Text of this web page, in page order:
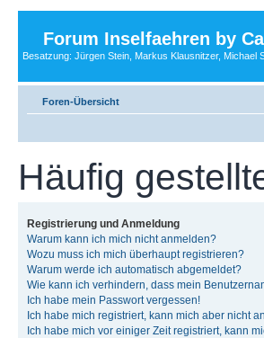
Forum Inselfaehren by
Besatzung: Jürgen Stein, Markus Klausnitzer, Michael
Foren-Übersicht
Häufig
Registrierung und Anmeldung
Warum kann ich mich nicht anmelden?
Wozu muss ich mich überhaupt registrieren?
Warum werde ich automatisch abgemeldet?
Wie kann ich verhindern, dass mein
Ich habe mein Passwort vergessen!
Ich habe mich registriert, kann mich aber nicht
Ich habe mich vor einiger Zeit registriert, kann